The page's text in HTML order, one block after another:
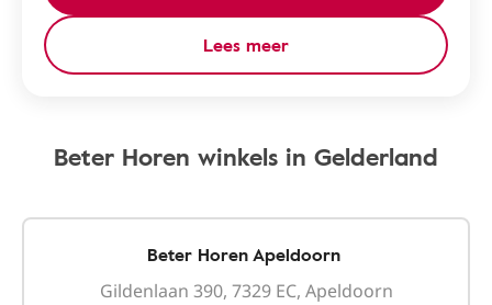
Lees meer
Beter Horen winkels in Gelderland
Beter Horen Apeldoorn
Gildenlaan 390, 7329 EC, Apeldoorn